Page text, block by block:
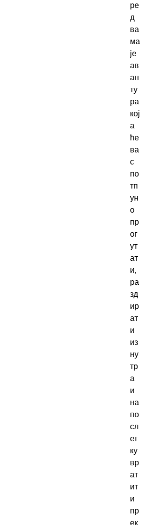
ре
д
ва
ма
је
ав
ан
ту
ра
кој
а
ће
ва
с
по
тп
ун
о
пр
ог
ут
ат
и,
ра
зд
ир
ат
и
из
ну
тр
а
и
на
по
сл
ет
ку
вр
ат
ит
и
пр
ек